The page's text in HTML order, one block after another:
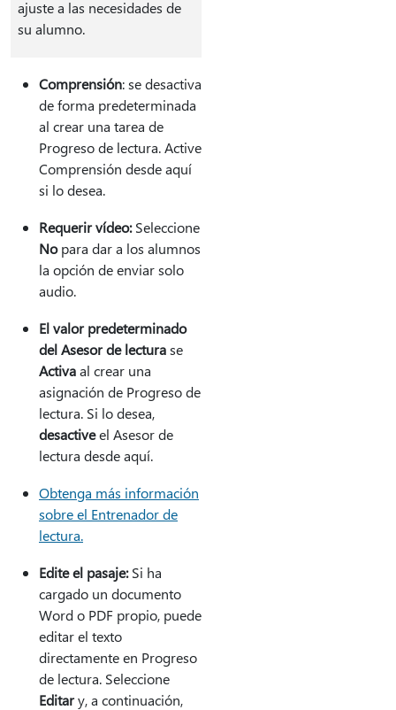
ajuste a las necesidades de
su alumno.
Comprensión: se desactiva
de forma predeterminada
al crear una tarea de
Progreso de lectura. Active
Comprensión desde aquí
si lo desea.
Requerir vídeo:Seleccione
Nopara dar a los alumnos
la opción de enviar solo
audio.
El valor predeterminado
del Asesor de lecturase
Activaal crear una
asignación de Progreso de
lectura. Si lo desea,
desactiveel Asesor de
lectura desde aquí.
Obtenga más información
sobre el Entrenador de
lectura.
Edite el pasaje:Si ha
cargado un documento
Word o PDF propio, puede
editar el texto
directamente en Progreso
de lectura. Seleccione
Editary, a continuación,